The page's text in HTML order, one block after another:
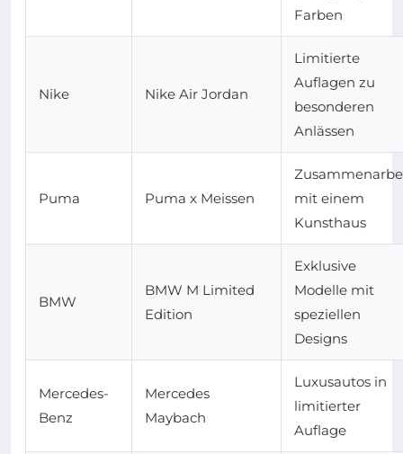
Farben
Nike Nike Air Jordan
Limitierte
Auflagen zu
besonderen
Anlässen
Puma Puma x Meissen
mit einem
Kunsthaus
BMW
BMW M Limited
Edition
Exklusive
Modelle mit
speziellen
Designs
Mercedes-
Benz
Mercedes
Maybach
Luxusautos in
limitierter
Auflage